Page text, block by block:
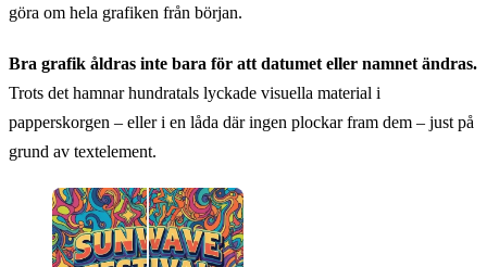
göra om hela grafiken från början.
Bra grafik åldras inte bara för att datumet eller namnet ändras.
Trots det hamnar hundratals lyckade visuella material i
papperskorgen – eller i en låda där ingen plockar fram dem – just på
grund av textelement.